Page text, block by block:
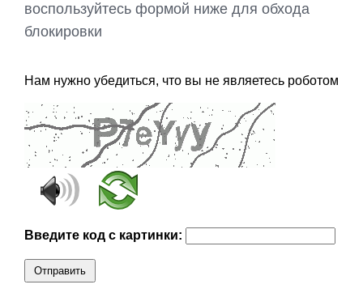
воспользуйтесь формой ниже для обхода
блокировки
Нам нужно убедиться, что вы не являетесь роботом
Введите код с картинки:
Отправить